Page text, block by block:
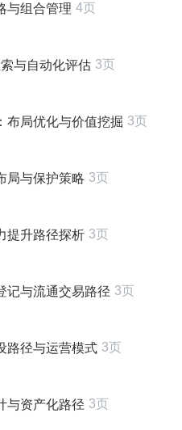
与组合管理 4页
与自动化评估 3页
布局优化与价值挖掘 3页
局与保护策略 3页
提升路径探析 3页
记与流通交易路径 3页
路径与运营模式 3页
与资产化路径 3页